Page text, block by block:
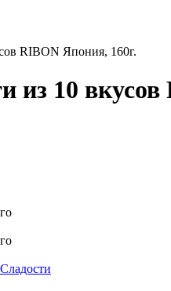
RIBON Япония, 160г.
из 10
Сладости